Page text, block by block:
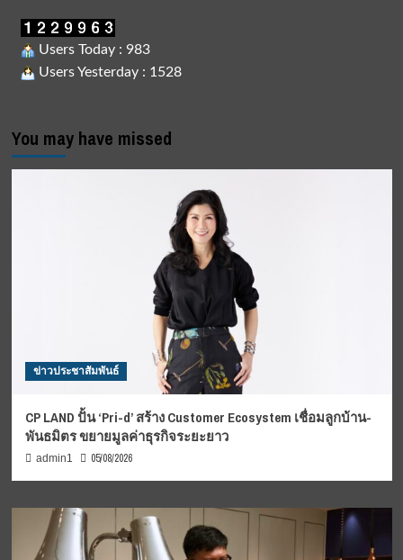
Users Today : 983
Users Yesterday : 1528
You may have missed
ข่าวประชาสัมพันธ์
CP LAND ปั้น ‘Pri-d’ สร้าง Customer Ecosystem เชื่อมลูกบ้าน-
พันธมิตร ขยายมูลค่าธุรกิจระยะยาว
admin1 05/08/2026